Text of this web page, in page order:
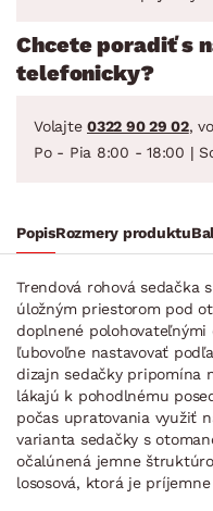
Chcete poradiť s
telefonicky?
Volajte 0322 90 29 02,
Po - Pia 8:00 - 18:00 |
PopisRozmery produktu
Trendová rohová sedačka
úložným priestorom pod
doplnené
ľubovoľne nastavovať
dizajn sedačky pripomína
lákajú k pohodlnému
počas upratovania využiť
varianta sedačky s
očalúnená jemne
lososová, ktorá je